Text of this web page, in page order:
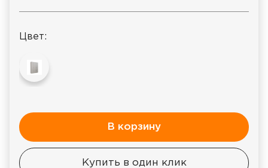
Цвет:
В корзину
Купить в один клик